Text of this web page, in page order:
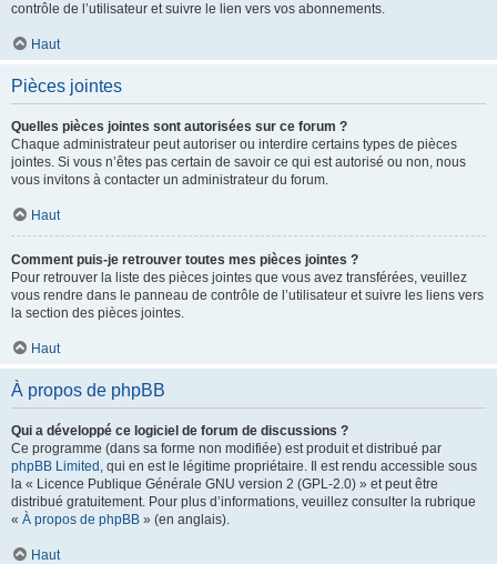
contrôle de l’utilisateur et suivre le lien vers vos abonnements.
Haut
Pièces jointes
Quelles pièces jointes sont autorisées sur ce forum ?
Chaque administrateur peut autoriser ou interdire certains types de pièces
jointes. Si vous n’êtes pas certain de savoir ce qui est autorisé ou non, nous
vous invitons à contacter un administrateur du forum.
Haut
Comment puis-je retrouver toutes mes pièces jointes ?
Pour retrouver la liste des pièces jointes que vous avez transférées, veuillez
vous rendre dans le panneau de contrôle de l’utilisateur et suivre les liens vers
la section des pièces jointes.
Haut
À propos de phpBB
Qui a développé ce logiciel de forum de discussions ?
Ce programme (dans sa forme non modifiée) est produit et distribué par
phpBB Limited , qui en est le légitime propriétaire. Il est rendu accessible sous
la « Licence Publique Générale GNU version 2 (GPL-2.0) » et peut être
distribué gratuitement. Pour plus d’informations, veuillez consulter la rubrique
« À propos de phpBB » (en anglais).
Haut